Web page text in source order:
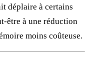
déplaire à certains
être à une réduction
moins coûteuse.